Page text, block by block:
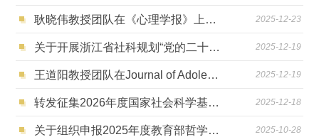
耿晓伟教授团队在《心理学报》上发文探索人机协作是否会使人更加冒险及其影响机制 2025-12-23
关于开展浙江省社科规划“党的二十届四中全会和省委十五届八次全会精神研究阐释”专项课题申报的通知 2025-12-19
王道阳教授团队在Journal of Adolescence发表研究成果 2025-12-19
转发征集2026年度国家社会科学基金教育学重大重点项目选题建议的通知 2025-12-18
关于组织申报2025年度教育部哲学社会科学研究重大课题攻关项目和高校思想政治理论课教师研究专项重大课题攻关项目招标工作的通知 2025-10-28